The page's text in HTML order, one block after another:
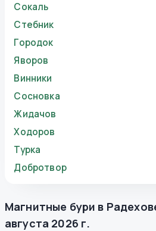
Сокаль
Стебник
Городок
Яворов
Винники
Сосновка
Жидачов
Ходоров
Турка
Добротвор
Магнитные бури в
августа 2026 г.